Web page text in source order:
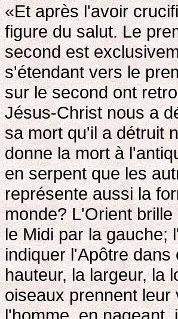
«Et après l'avoir
figure du salut. Le
second est
s'étendant vers le
sur le second ont
Jésus-Christ nous a
sa mort qu'il a détruit
donne la mort à
en serpent que les
représente aussi la
monde? L'Orient
le Midi par la gauche;
indiquer l'Apôtre
hauteur, la largeur, la
oiseaux prennent
l'homme, en